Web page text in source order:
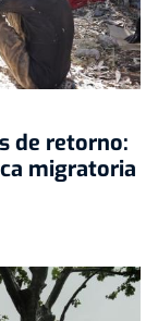
de retorno:
migratoria